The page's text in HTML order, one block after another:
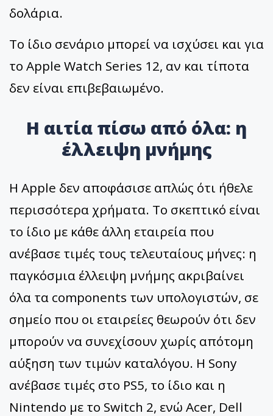
δολάρια.
Το ίδιο σενάριο μπορεί να ισχύσει και για
το Apple Watch Series 12, αν και τίποτα
δεν είναι επιβεβαιωμένο.
Η αιτία πίσω από όλα: η
έλλειψη μνήμης
Η Apple δεν αποφάσισε απλώς ότι ήθελε
περισσότερα χρήματα. Το σκεπτικό είναι
το ίδιο με κάθε άλλη εταιρεία που
ανέβασε τιμές τους τελευταίους μήνες: η
παγκόσμια έλλειψη μνήμης ακριβαίνει
όλα τα components των υπολογιστών, σε
σημείο που οι εταιρείες θεωρούν ότι δεν
μπορούν να συνεχίσουν χωρίς απότομη
αύξηση των τιμών καταλόγου. Η Sony
ανέβασε τιμές στο PS5, το ίδιο και η
Nintendo με το Switch 2, ενώ Acer, Dell